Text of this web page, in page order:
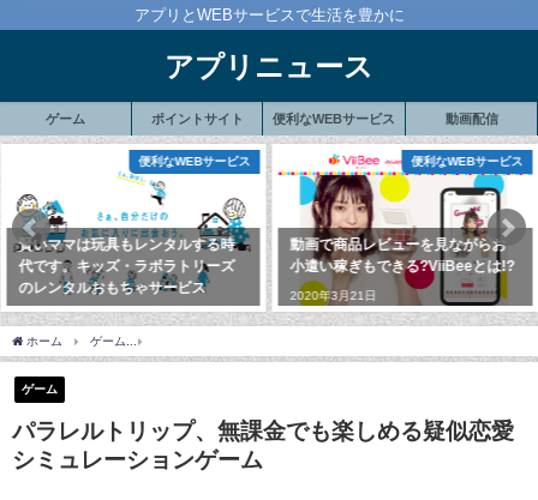
アプリとWEBサービスで生活を豊かに
アプリニュース
ゲーム ポイントサイト 便利なWEBサービス 動画配信
便利なWEBサービス
賢いママは玩具もレンタルする時
代です。キッズ・ラボラトリーズ
のレンタルおもちゃサービス
2020年2月4日
便利なWEBサービス
動画で商品レビューを見ながらお
小遣い稼ぎもできる?ViiBeeとは!?
2020年3月21日
ホーム ゲーム
ゲーム
パラレルトリップ、無課金でも楽しめる疑似恋愛
シミュレーションゲーム